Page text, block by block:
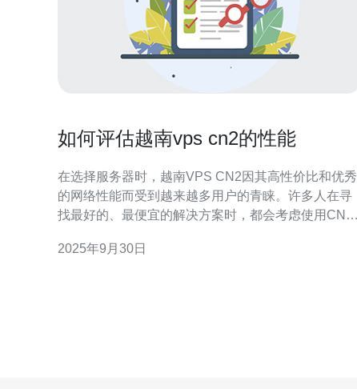
如何评估越南vps cn2的性能
在选择服务器时，越南VPS CN2因其高性价比和优秀
的网络性能而受到越来越多用户的青睐。许多人在寻
找最好的、最便宜的解决方案时，都会考虑使用CN2
供稳定、高速服务的企业来说，评估VPS的性能尤为
2025年9月30日